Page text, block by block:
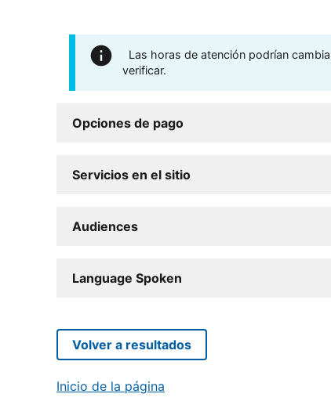
Las horas de atención podrían
verificar.
Opciones de pago
Servicios en el sitio
Audiences
Language Spoken
Volver a resultados
Inicio de la página